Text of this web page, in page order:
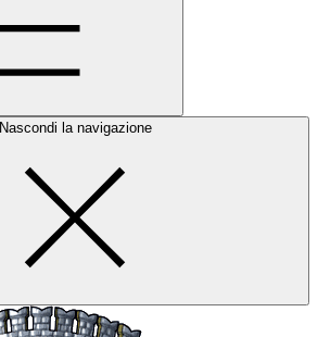
Nascondi la navigazione